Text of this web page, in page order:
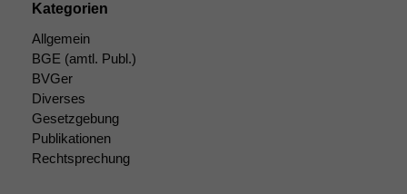
Kategorien
Allgemein
BGE (amtl. Publ.)
BVGer
Diverses
Gesetzgebung
Publikationen
Rechtsprechung